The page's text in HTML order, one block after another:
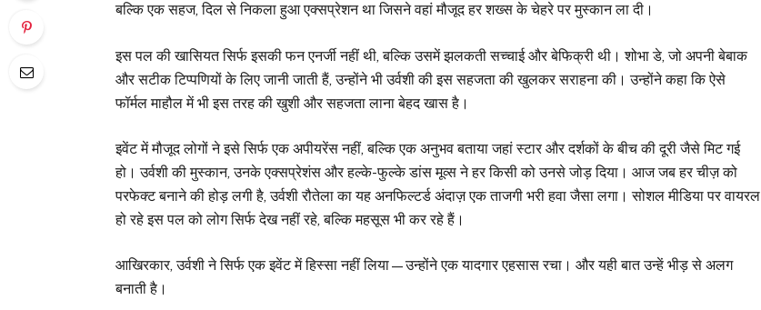
बल्कि एक सहज, दिल से निकला हुआ एक्सप्रेशन था जिसने वहां मौजूद हर शख्स के चेहरे पर मुस्कान ला दी।
इस पल की खासियत सिर्फ इसकी फन एनर्जी नहीं थी, बल्कि उसमें झलकती सच्चाई और बेफिक्री थी। शोभा डे, जो अपनी बेबाक
और सटीक टिप्पणियों के लिए जानी जाती हैं, उन्होंने भी उर्वशी की इस सहजता की खुलकर सराहना की। उन्होंने कहा कि ऐसे
फॉर्मल माहौल में भी इस तरह की खुशी और सहजता लाना बेहद खास है।
इवेंट में मौजूद लोगों ने इसे सिर्फ एक अपीयरेंस नहीं, बल्कि एक अनुभव बताया जहां स्टार और दर्शकों के बीच की दूरी जैसे मिट गई
हो। उर्वशी की मुस्कान, उनके एक्सप्रेशंस और हल्के-फुल्के डांस मूव्स ने हर किसी को उनसे जोड़ दिया। आज जब हर चीज़ को
परफेक्ट बनाने की होड़ लगी है, उर्वशी रौतेला का यह अनफिल्टर्ड अंदाज़ एक ताजगी भरी हवा जैसा लगा। सोशल मीडिया पर वायरल
हो रहे इस पल को लोग सिर्फ देख नहीं रहे, बल्कि महसूस भी कर रहे हैं।
आखिरकार, उर्वशी ने सिर्फ एक इवेंट में हिस्सा नहीं लिया—उन्होंने एक यादगार एहसास रचा। और यही बात उन्हें भीड़ से अलग
बनाती है।